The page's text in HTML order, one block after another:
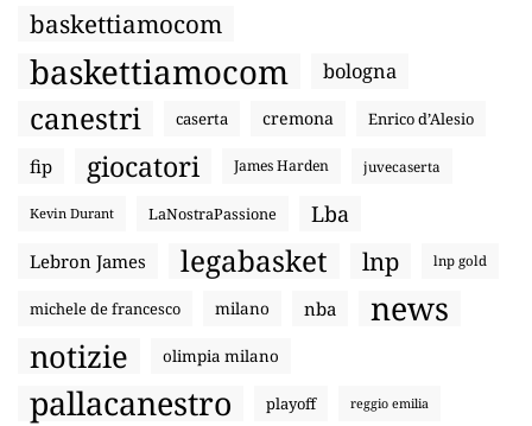
baskettiamocom
baskettiamocom bologna
canestri caserta cremona Enrico d’Alesio
fip giocatori James Harden juvecaserta
Kevin Durant LaNostraPassione Lba
Lebron James legabasket lnp lnp gold
michele de francesco milano nba news
notizie olimpia milano
pallacanestro playoff reggio emilia